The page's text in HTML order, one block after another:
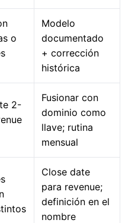
o
Modelo
documentado
+ corrección
histórica
2-
Fusionar con
dominio como
llave; rutina
mensual
Close date
para revenue;
definición en el
nombre